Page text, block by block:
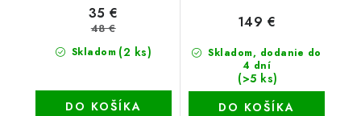
Skladom (2 ks)
35 €
48 €
DO KOŠÍKA
Skladom, dodanie do
4 dní
(>5 ks)
149 €
DO KOŠÍKA